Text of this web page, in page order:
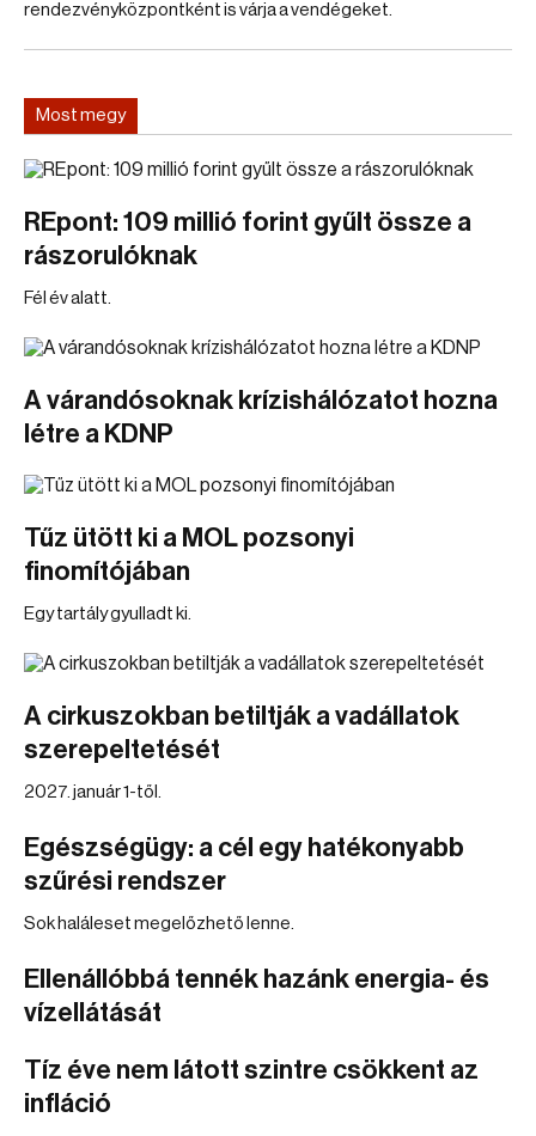
rendezvényközpontként is várja a vendégeket.
Most megy
REpont: 109 millió forint gyűlt össze a
rászorulóknak
Fél év alatt.
A várandósoknak krízishálózatot hozna
létre a KDNP
Tűz ütött ki a MOL pozsonyi
finomítójában
Egy tartály gyulladt ki.
A cirkuszokban betiltják a vadállatok
szerepeltetését
2027. január 1-től.
Egészségügy: a cél egy hatékonyabb
szűrési rendszer
Sok haláleset megelőzhető lenne.
Ellenállóbbá tennék hazánk energia- és
vízellátását
Tíz éve nem látott szintre csökkent az
infláció